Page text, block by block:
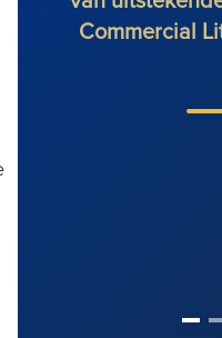
Commercial